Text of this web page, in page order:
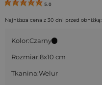
5.0
Najniższa cena z 30 dni przed obniżką:
Kolor:Czarny
Rozmiar:8x10 cm
Tkanina:Welur